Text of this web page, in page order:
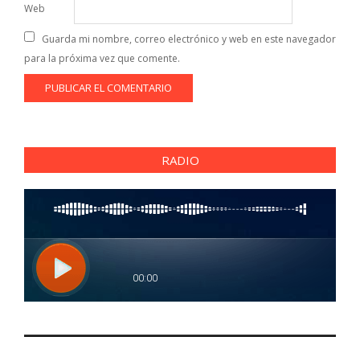
Web
Guarda mi nombre, correo electrónico y web en este navegador
para la próxima vez que comente.
RADIO